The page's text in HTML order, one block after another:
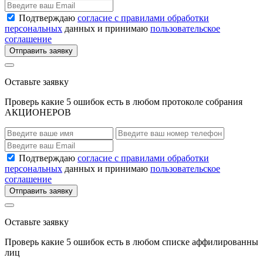
Подтверждаю согласие с правилами обработки
персональных данных и принимаю пользовательское
соглашение
Отправить заявку
Оставьте заявку
Проверь какие 5 ошибок есть в любом протоколе собрания
АКЦИОНЕРОВ
Подтверждаю согласие с правилами обработки
персональных данных и принимаю пользовательское
соглашение
Отправить заявку
Оставьте заявку
Проверь какие 5 ошибок есть в любом списке аффилированны
лиц